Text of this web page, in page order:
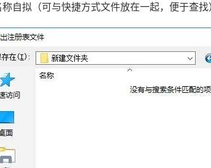
自拟（可与快捷方式文件放在一起，便于查找